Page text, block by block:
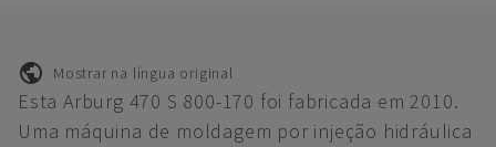
Mostrar na língua original
Esta Arburg 470 S 800-170 foi fabricada em 2010.
Uma máquina de moldagem por injeção hidráulica